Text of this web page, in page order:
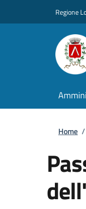
Regione
Home /